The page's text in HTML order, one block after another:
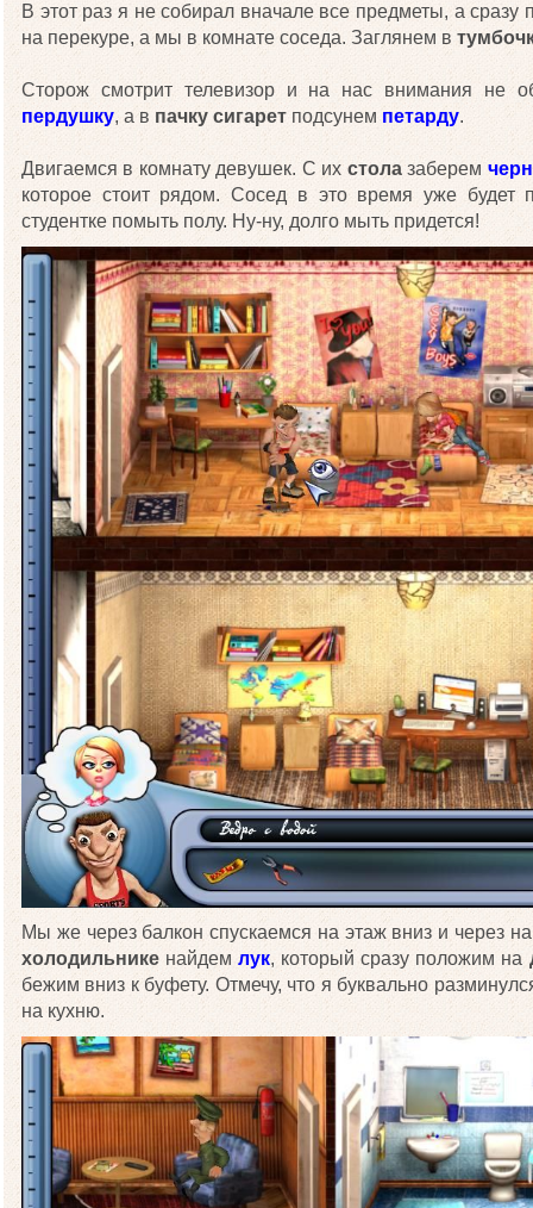
В этот раз я не собирал вначале все предметы, а сразу
на перекуре, а мы в комнате соседа. Заглянем в
Сторож смотрит телевизор и на нас внимания не
пердушку, а в пачку сигарет подсунем петарду.
Двигаемся в комнату девушек. С их столазаберем
которое стоит рядом. Сосед в это время уже будет
студентке помыть полу. Ну-ну, долго мыть придется!
Мы же через балкон спускаемся на этаж вниз и через
холодильнике найдемлук, который сразу положим на
бежим вниз к буфету. Отмечу, что я буквально
на кухню.